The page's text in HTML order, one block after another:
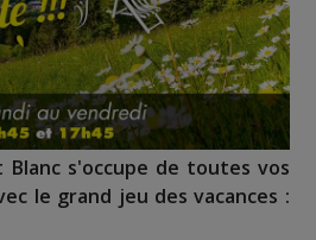
Blanc s'occupe de toutes vos
le grand jeu des vacances :